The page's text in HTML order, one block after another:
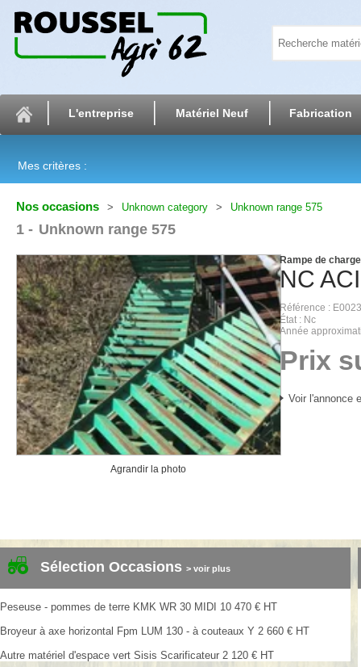
L'entreprise Matériel Neuf Fabrication
Mes critères :
Nos occasions Unknown category Unknown range 575
1 Unknown range 575
Agrandir la photo
NC
Rampe de
Référence
État
Nc
Année
Prix
Voir l'annonce
Sélection Occasions > voir plus
Peseuse - pommes de terre KMK WR 30 MIDI 10 470 € HT
Broyeur à axe horizontal Fpm LUM 130 - à couteaux Y 2 660 € HT
Autre matériel d'espace vert Sisis Scarificateur 2 120 € HT